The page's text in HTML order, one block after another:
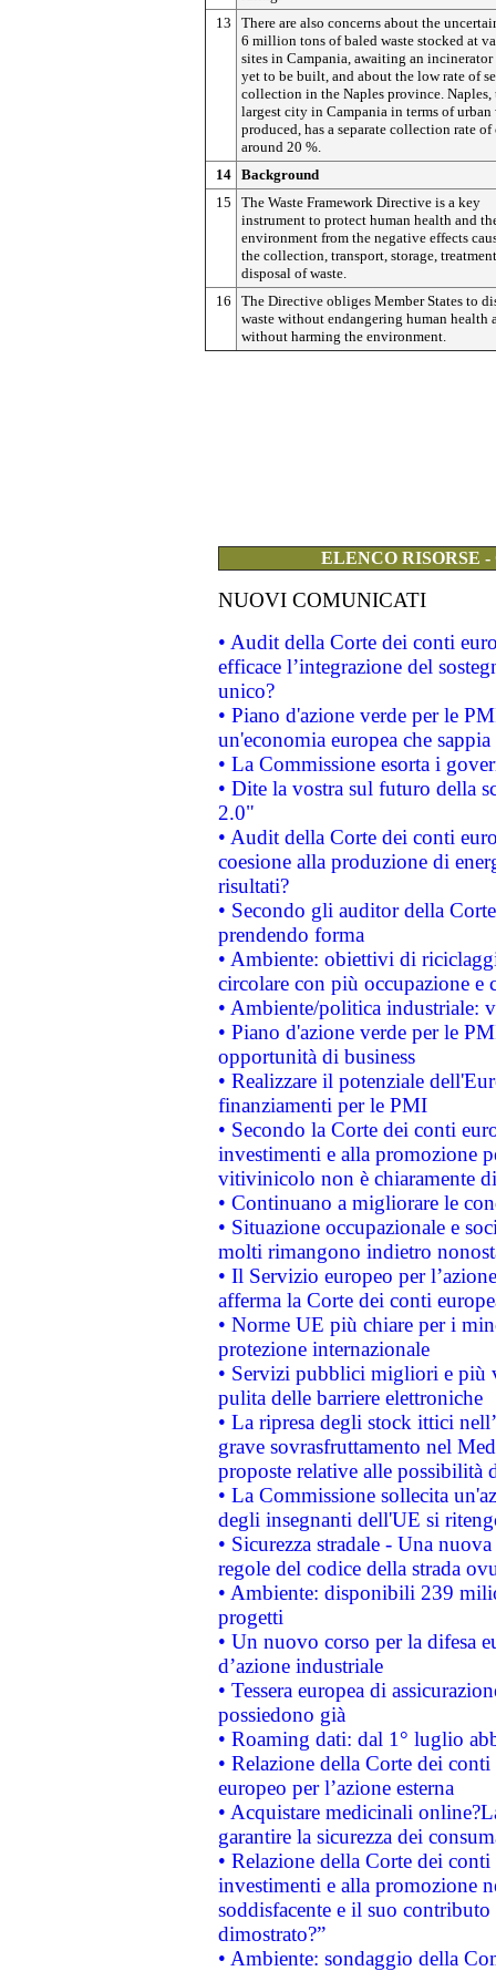
13
There are also concerns about the
6 million tons of baled waste stocked at
sites in Campania, awaiting an incinerator
yet to be built, and about the low rate of
collection in the Naples province. Naples,
largest city in Campania in terms of urban
produced, has a separate collection rate
around 20 %.
14 Background
15
The Waste Framework Directive is a key
instrument to protect human health and
environment from the negative effects
the collection, transport, storage,
disposal of waste.
16
The Directive obliges Member States to
waste without endangering human health
without harming the environment.
ELENCO RISORSE
NUOVI COMUNICATI
• Audit della Corte dei conti
efficace l’integrazione del
unico?
• Piano d'azione verde per le
un'economia europea che
• La Commissione esorta i
• Dite la vostra sul futuro della
2.0"
• Audit della Corte dei conti
coesione alla produzione di
risultati?
• Secondo gli auditor della
prendendo forma
• Ambiente: obiettivi di
circolare con più occupazione e
• Ambiente/politica industriale:
• Piano d'azione verde per le
opportunità di business
• Realizzare il potenziale
finanziamenti per le PMI
• Secondo la Corte dei conti
investimenti e alla promozione
vitivinicolo non è chiaramente
• Continuano a migliorare le
• Situazione occupazionale e
molti rimangono indietro
• Il Servizio europeo per
afferma la Corte dei conti
• Norme UE più chiare per i
protezione internazionale
• Servizi pubblici migliori e più
pulita delle barriere elettroniche
• La ripresa degli stock ittici
grave sovrasfruttamento nel
proposte relative alle possibilità
• La Commissione sollecita
degli insegnanti dell'UE si
• Sicurezza stradale - Una
regole del codice della strada
• Ambiente: disponibili 239
progetti
• Un nuovo corso per la difesa
d’azione industriale
• Tessera europea di
possiedono già
• Roaming dati: dal 1° luglio
• Relazione della Corte dei
europeo per l’azione esterna
• Acquistare medicinali
garantire la sicurezza dei
• Relazione della Corte dei
investimenti e alla promozione
soddisfacente e il suo
dimostrato?”
• Ambiente: sondaggio della